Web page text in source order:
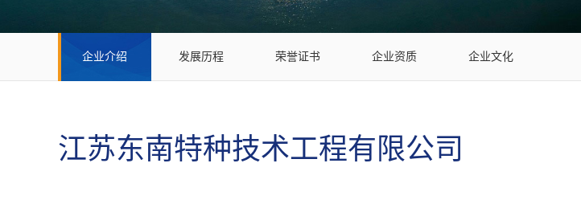
企业介绍 发展历程 荣誉证书 企业资质 企业文化
江苏东南特种技术工程有限公司